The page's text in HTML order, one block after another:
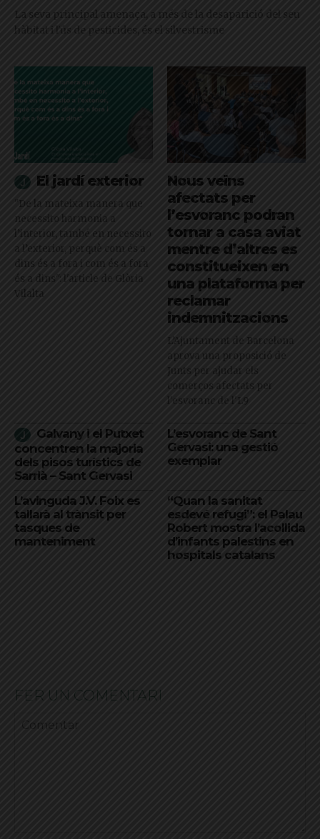
La seva principal amenaça, a més de la desaparició del seu
hàbitat i l'ús de pesticides, és el silvestrisme
El jardí exterior
"De la mateixa manera que
necessito harmonia a
l’interior, també en necessito
a l’exterior, perquè com és a
dins és a fora i com és a fora
és a dins": l'article de Glòria
Vilalta
Nous veïns
afectats per
l’esvoranc podran
tornar a casa aviat
mentre d’altres es
constitueixen en
una plataforma per
reclamar
indemnitzacions
L’Ajuntament de Barcelona
aprova una proposició de
Junts per ajudar els
comerços afectats per
l'esvoranc de l'L9
Galvany i el Putxet
concentren la majoria
dels pisos turístics de
Sarrià – Sant Gervasi
L’esvoranc de Sant
Gervasi: una gestió
exemplar
L’avinguda J.V. Foix es
tallarà al trànsit per
tasques de
manteniment
“Quan la sanitat
esdevé refugi”: el Palau
Robert mostra l’acollida
d’infants palestins en
hospitals catalans
FER UN COMENTARI